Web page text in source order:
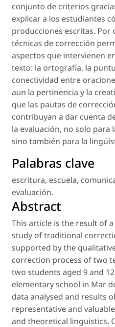
conjunto de criterios
explicar a los estudiantes
producciones escritas. Por
técnicas de corrección
aspectos que intervienen
texto: la ortografía, la
conectividad entre
aun la pertinencia y la
que las pautas de
contribuyan a dar cuenta
la evaluación, no solo para
sino también para la
Palabras clave
escritura, escuela,
evaluación.
Abstract
This article is the result of
study of traditional
supported by the
correction process of two
two students aged 9 and
elementary school in Mar
data analysed and results
representative and
and theoretical linguistics.